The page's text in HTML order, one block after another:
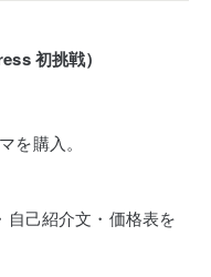
初挑戦）
を購入。
己紹介文・価格表を